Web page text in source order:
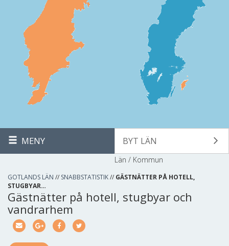
MENY BYT LÄN
Län / Kommun
GOTLANDS LÄN // SNABBSTATISTIK// GÄSTNÄTTER PÅ HOTELL,
STUGBYAR…
Gästnätter på hotell, stugbyar och
vandrarhem